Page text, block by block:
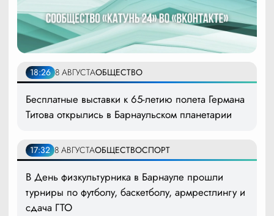
18:26 8 АВГУСТАОБЩЕСТВО
Бесплатные выставки к 65-летию полета Германа
Титова открылись в Барнаульском планетарии
17:32 8 АВГУСТАОБЩЕСТВОСПОРТ
В День физкультурника в Барнауле прошли
турниры по футболу, баскетболу, армрестлингу и
сдача ГТО